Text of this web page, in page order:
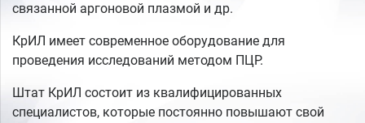
связанной аргоновой плазмой и др.
КрИЛ имеет современное оборудование для
проведения исследований методом ПЦР.
Штат КрИЛ состоит из квалифицированных
специалистов, которые постоянно повышают свой